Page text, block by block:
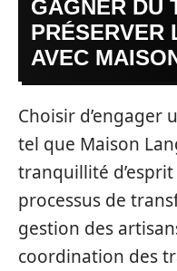
GAGNER DU
PRÉSERVER
AVEC
Choisir d’engager
tel que Maison
tranquillité
processus de
gestion des
coordination des